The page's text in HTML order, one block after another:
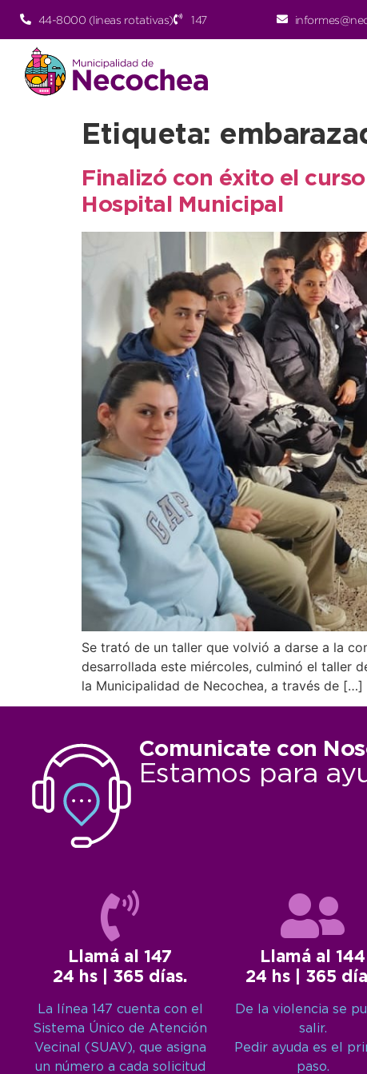
44-8000 (lineas rotativas) 147
Etiqueta:
Finalizó con éxito el
Hospital Municipal
Se trató de un taller que volvió a darse a la
desarrollada este miércoles, culminó el taller
la Municipalidad de Necochea, a través de […]
Comunicate con
Estamos para
Llamá al 147
24 hs | 365 días.
La línea 147 cuenta con el
Sistema Único de Atención
Vecinal (SUAV), que asigna
un número a cada solicitud
Llamá al 144
24 hs | 365
De la violencia se
salir.
Pedir ayuda es el
paso.